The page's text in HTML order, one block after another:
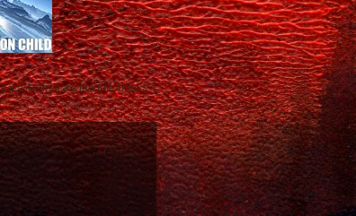
Gică Andreica's favorite books »